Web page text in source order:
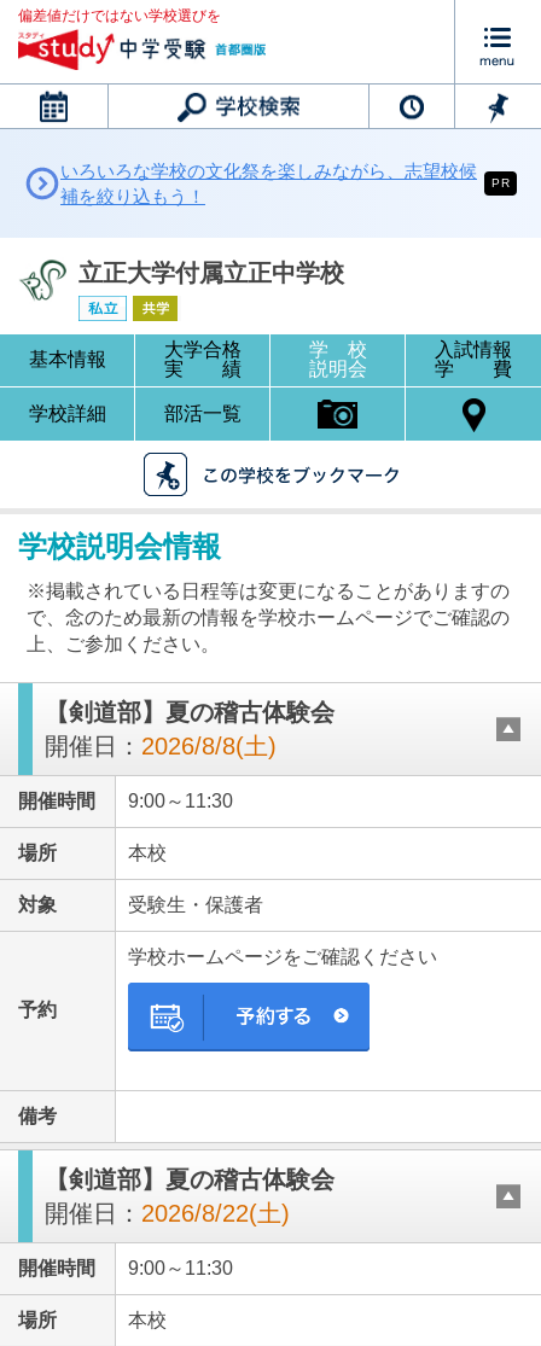
偏差値だけではない学校選びを
カレンダー
最近見た学校
立正大学付属立正中学校
ブックマークした学校
いろいろな学校の文化祭を楽しみながら、志望校候
補を絞り込もう！
PR
立正大学付属立正中学校
基本情報
大学合格
実 績
学 校
説明会
入試情報
学 費
学校詳細 部活一覧
学校説明会情報
※掲載されている日程等は変更になることがありますの
で、念のため最新の情報を学校ホームページでご確認の
上、ご参加ください。
【剣道部】夏の稽古体験会
開催日： 2026/8/8(土)
開催時間 9:00～11:30
場所 本校
対象 受験生・保護者
予約
学校ホームページをご確認ください
備考
【剣道部】夏の稽古体験会
開催日： 2026/8/22(土)
開催時間 9:00～11:30
場所 本校